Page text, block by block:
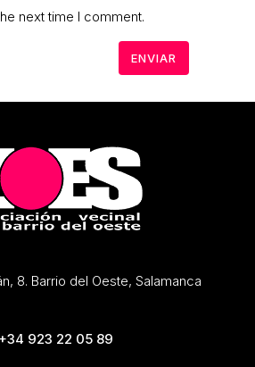
next time I comment.
8. Barrio del Oeste, Salamanca
+34 923 22 05 89